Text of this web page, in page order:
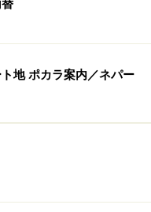
ばれる「
な島にあるヒンドゥ
お勧めしますが、レ
ければゆっくりと景
う。
地 ポカラ案内／ネパー